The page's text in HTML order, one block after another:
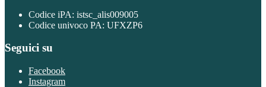
Codice iPA: istsc_alis009005
Codice univoco PA: UFXZP6
Seguici su
Facebook
Instagram